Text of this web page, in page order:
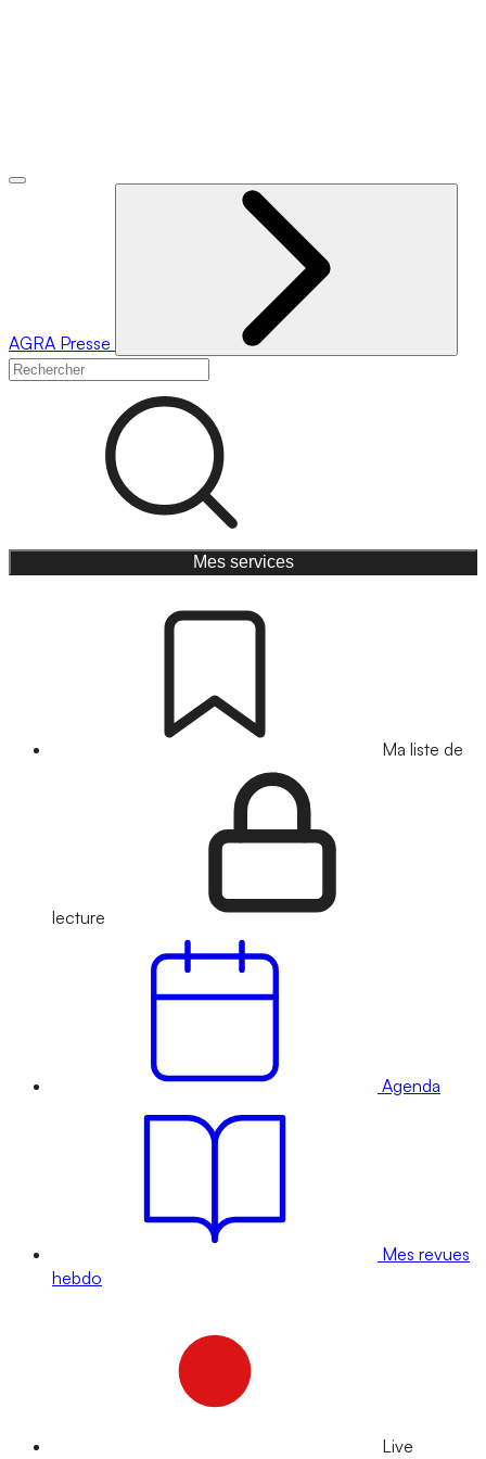
AGRA Presse
Mes services
Ma liste de
lecture
Agenda
Mes revues
hebdo
Live